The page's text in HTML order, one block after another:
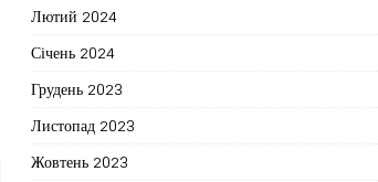
Лютий 2024
Січень 2024
Грудень 2023
Листопад 2023
Жовтень 2023